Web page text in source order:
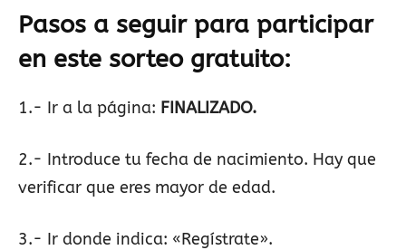
Pasos a seguir para participar
en este sorteo gratuito:
1.- Ir a la página: FINALIZADO.
2.- Introduce tu fecha de nacimiento. Hay que
verificar que eres mayor de edad.
3.- Ir donde indica: «Regístrate».